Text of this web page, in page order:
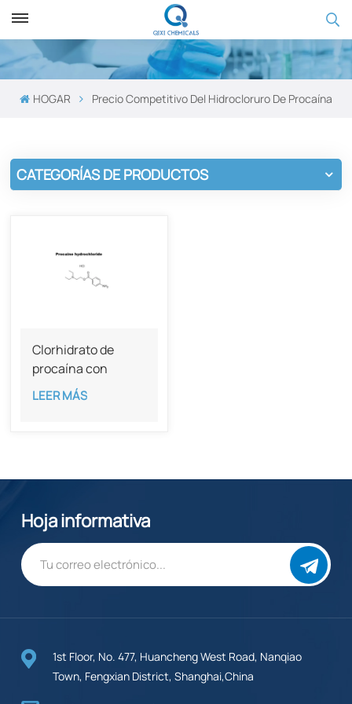
HOGAR Precio Competitivo Del Hidrocloruro De Procaína
CATEGORÍAS DE PRODUCTOS
Clorhidrato de
procaína con
pureza del 98 %
CAS 51-05-8
LEER MÁS
Hoja informativa
1st Floor, No. 477, Huancheng West Road, Nanqiao
Town, Fengxian District, Shanghai,China